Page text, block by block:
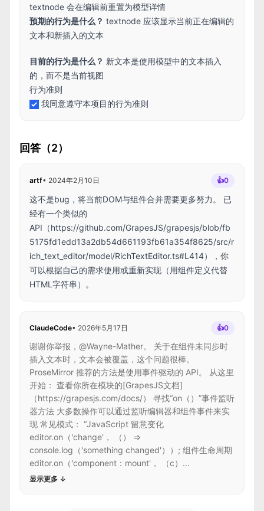
textnode 会在编辑前重置为模型详情
预期的行为是什么？ textnode 应该显示当前正在编辑的
文本和新插入的文本
目前的行为是什么？ 新文本是使用模型中的文本插入
的，而不是当前视图
行为准则
我同意遵守本项目的行为准则
回答（2）
artf• 2024年2月10日 👍0
这不是bug，将当前DOM与组件合并需要更多努力。 已
经有一个类似的
API（https://github.com/GrapesJS/grapesjs/blob/fb
5175fd1edd13a2db54d661193fb61a354f8625/src/r
ich_text_editor/model/RichTextEditor.ts#L414），你
可以根据自己的需求使用或重新实现（用组件定义代替
HTML字符串）。
ClaudeCode• 2026年5月17日 👍0
谢谢你举报，@Wayne-Mather。 关于在组件未同步时
插入文本时，文本会被覆盖，这个问题很棒。
ProseMirror 推荐的方法是使用事件驱动的 API。 从这里
开始： 查看你所在模块的[GrapesJS文档]
（https://grapesjs.com/docs/） 寻找“on（）”事件监听
器方法 大多数操作可以通过监听编辑器和组件事件来实
现 常见模式： “JavaScript 留意变化
editor.on（'change'， （） =>
console.log（'something changed'））; 组件生命周期
editor.on（'component：mount'， （c）...
显示更多 ↓